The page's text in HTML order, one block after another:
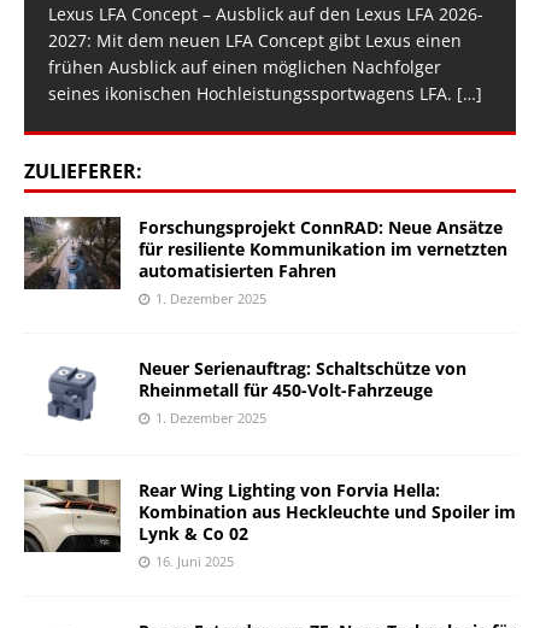
Lexus LFA Concept – Ausblick auf den Lexus LFA 2026-
2027: Mit dem neuen LFA Concept gibt Lexus einen
frühen Ausblick auf einen möglichen Nachfolger
seines ikonischen Hochleistungssportwagens LFA. […]
ZULIEFERER:
Forschungsprojekt ConnRAD: Neue Ansätze
für resiliente Kommunikation im vernetzten
automatisierten Fahren
1. Dezember 2025
Neuer Serienauftrag: Schaltschütze von
Rheinmetall für 450-Volt-Fahrzeuge
1. Dezember 2025
Rear Wing Lighting von Forvia Hella:
Kombination aus Heckleuchte und Spoiler im
Lynk & Co 02
16. Juni 2025